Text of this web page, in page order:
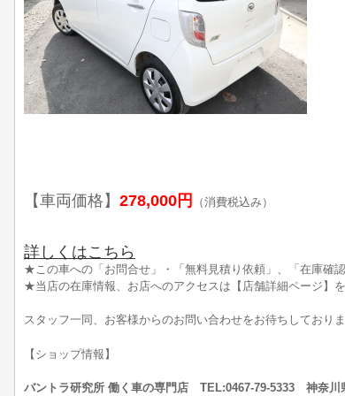
【車両価格】 278,000円 （消費税込み）
詳しくはこちら
★この車への「お問合せ」・「無料見積り依頼」、「在庫確
★当店の在庫情報、お店へのアクセスは【店舗詳細ページ】を
スタッフ一同、お客様からのお問い合わせをお待ちしておりま
【ショップ情報】
バントラ研究所 働く車の専門店 TEL:0467-79-5333 神奈川